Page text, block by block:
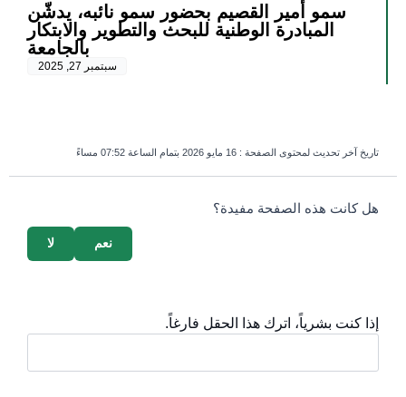
سمو أمير القصيم بحضور سمو نائبه، يدشّن
المبادرة الوطنية للبحث والتطوير والابتكار
بالجامعة
سبتمبر 27, 2025
تاريخ آخر تحديث لمحتوى الصفحة : 16 مايو 2026 بتمام الساعة 07:52 مساءً
survey_v2
هل كانت هذه الصفحة مفيدة؟
لا نعم
إذا كنت بشرياً، اترك هذا الحقل فارغاً.